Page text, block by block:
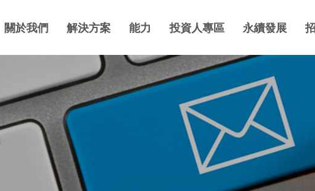
關於我們 解決方案 能力 投資人專區 永續發展